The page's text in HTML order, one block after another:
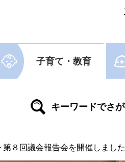
子育て・教育
第８回議会報告会を開催しました